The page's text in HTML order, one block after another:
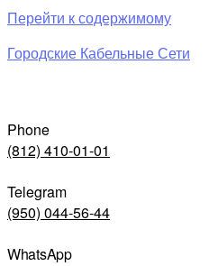
Перейти к содержимому
Городские Кабельные Сети
Phone
(812) 410-01-01
Telegram
(950) 044-56-44
WhatsApp